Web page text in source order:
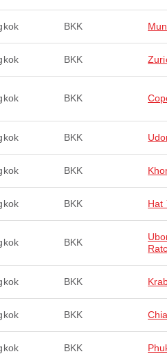
BKK
BKK
BKK
BKK
BKK
BKK Hat
BKK
BKK
BKK
BKK